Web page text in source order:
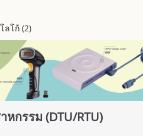
กรรม (DTU/RTU)